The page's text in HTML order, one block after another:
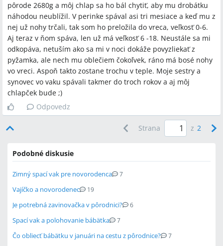
pôrode 2680g a môj chlap sa ho bál chytiť, aby mu drobátku
náhodou neublížil. V perinke spával asi tri mesiace a keď mu z
nej už nohy trčali, tak som ho preložila do vreca, veľkosť 0-6.
Aj teraz v ňom spáva, len už má veľkosť 6 -18. Neustále sa mi
odkopáva, netuším ako sa mi v noci dokáže povyzliekať z
pyžamka, ale nech mu oblečiem čokoľvek, ráno má bosé nohy
vo vreci. Aspoň takto zostane trochu v teple. Moje sestry a
synovec vo vaku spávali takmer do troch rokov a aj môj
chlapček bude ;)
Odpovedz
Strana z 2
Podobné diskusie
Zimný spací vak pre novorodenca 7
Vajíčko a novorodenec 19
Je potrebná zavinovačka v pôrodnici? 6
Spací vak a polohovanie bábätka 7
Čo obliecť bábätku v januári na cestu z pôrodnice? 7